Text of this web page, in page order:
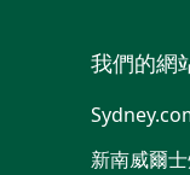
我們的網
新南威爾